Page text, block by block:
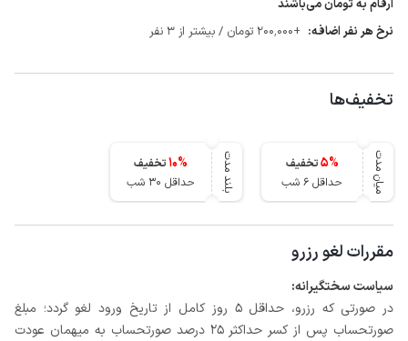
ارقام به تومان می‌باشند
نرخ هر نفر اضافه: +200٬000 تومان / بیشتر از 3 نفر
تخفیف‌ها
میان مدت 5%
تخفیف
حداقل 6 شب
بلند مدت 10%
تخفیف
حداقل 30 شب
مقررات لغو رزرو
سیاست سختگیرانه:
در صورتی که رزرو، حداقل 5 روز کامل از تاریخ ورود لغو گردد؛ مبلغ
صورتحساب پس از کسر حداکثر 25 درصد صورتحساب به میهمان عودت